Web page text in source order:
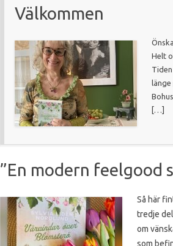
Välkommen
Helt
[…]
”En modern feelgood
Så här
tredje
om
som